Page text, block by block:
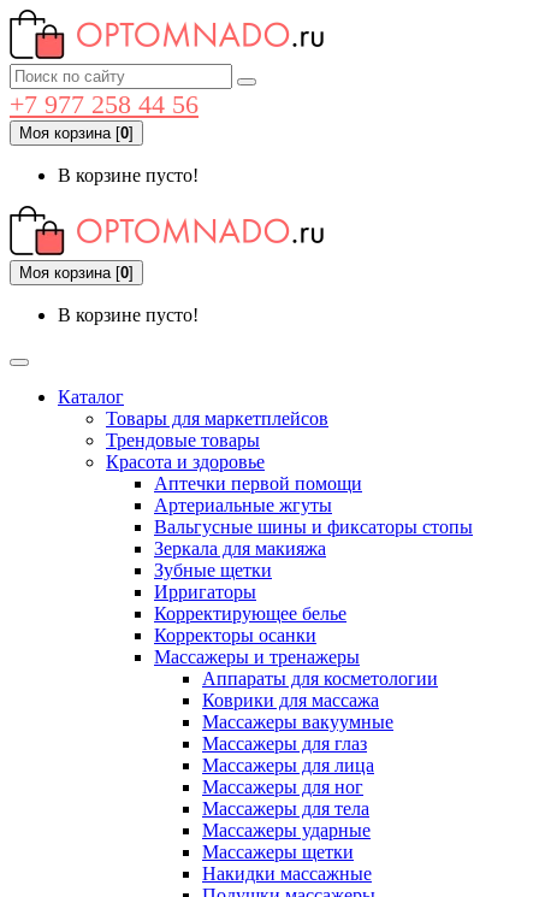
+7 977 258 44 56
Моя корзина[0]
В корзине пусто!
Моя корзина[0]
В корзине пусто!
Каталог
Товары для маркетплейсов
Трендовые товары
Красота и здоровье
Аптечки первой помощи
Артериальные жгуты
Вальгусные шины и фиксаторы стопы
Зеркала для макияжа
Зубные щетки
Ирригаторы
Корректирующее белье
Корректоры осанки
Массажеры и тренажеры
Аппараты для косметологии
Коврики для массажа
Массажеры вакуумные
Массажеры для глаз
Массажеры для лица
Массажеры для ног
Массажеры для тела
Массажеры ударные
Массажеры щетки
Накидки массажные